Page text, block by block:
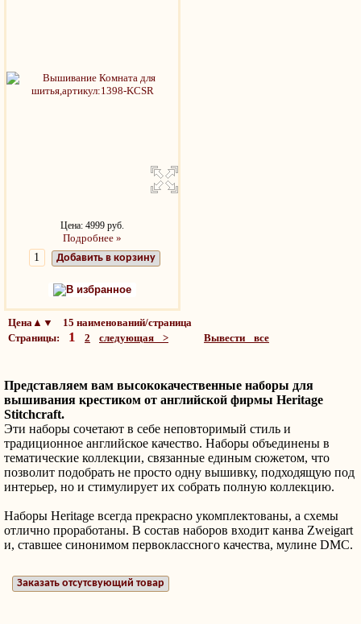
Цена: 4999 руб.
Подробнее »
Добавить в корзину
В избранное
Цена▲▼ 15 наименований/страница
Страницы: 1 2 следующая > Вывести все
Представляем вам высококачественные наборы для
вышивания крестиком от английской фирмы Heritage
Stitchcraft.
Эти наборы сочетают в себе неповторимый стиль и
традиционное английское качество. Наборы объединены в
тематические коллекции, связанные единым сюжетом, что
позволит подобрать не просто одну вышивку, подходящую под
интерьер, но и стимулирует их собрать полную коллекцию.
Наборы Heritage всегда прекрасно укомплектованы, а схемы
отлично проработаны. В состав наборов входит канва Zweigart
и, ставшее синонимом первоклассного качества, мулине DMC.
Заказать отсутсвующий товар